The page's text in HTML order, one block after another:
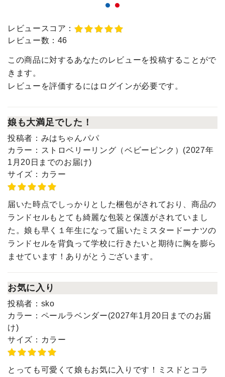
レビュースコア：
レビュー数： 46
この商品に対するあなたのレビューを投稿することがで
きます。
レビューを評価するには ログインが必要です。
娘も大満足でした！
投稿者： みはちゃんパパ
カラー： ストロベリーリング（ベビーピンク）(2027年
1月20日までのお届け)
サイズ： カラー
届いた時点でしっかりとした梱包がされており、商品の
ランドセルもとても綺麗な包装と保護がされていまし
た。娘も早く１年生になって届いたミスタードーナツの
ランドセルを背負って学校に行きたいと期待に胸を膨ら
ませています！ありがとうございます。
お気に入り
投稿者： sko
カラー： ペールラベンダー(2027年1月20日までのお届
け)
サイズ： カラー
とっても可愛くて娘もお気に入りです！ミスドとコラ